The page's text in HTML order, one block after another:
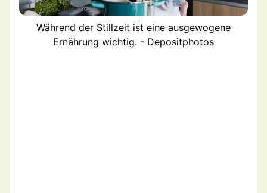
Während der Stillzeit ist eine ausgewogene
Ernährung wichtig. - Depositphotos